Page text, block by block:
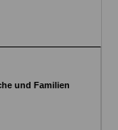
und Familien